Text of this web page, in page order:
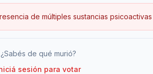
de múltiples sustancias psicoactivas
¿Sabés de qué murió?
sesión para votar